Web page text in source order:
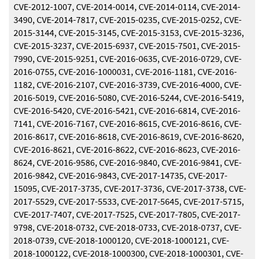
CVE-2012-1007, CVE-2014-0014, CVE-2014-0114, CVE-2014-
3490, CVE-2014-7817, CVE-2015-0235, CVE-2015-0252, CVE-
2015-3144, CVE-2015-3145, CVE-2015-3153, CVE-2015-3236,
CVE-2015-3237, CVE-2015-6937, CVE-2015-7501, CVE-2015-
7990, CVE-2015-9251, CVE-2016-0635, CVE-2016-0729, CVE-
2016-0755, CVE-2016-1000031, CVE-2016-1181, CVE-2016-
1182, CVE-2016-2107, CVE-2016-3739, CVE-2016-4000, CVE-
2016-5019, CVE-2016-5080, CVE-2016-5244, CVE-2016-5419,
CVE-2016-5420, CVE-2016-5421, CVE-2016-6814, CVE-2016-
7141, CVE-2016-7167, CVE-2016-8615, CVE-2016-8616, CVE-
2016-8617, CVE-2016-8618, CVE-2016-8619, CVE-2016-8620,
CVE-2016-8621, CVE-2016-8622, CVE-2016-8623, CVE-2016-
8624, CVE-2016-9586, CVE-2016-9840, CVE-2016-9841, CVE-
2016-9842, CVE-2016-9843, CVE-2017-14735, CVE-2017-
15095, CVE-2017-3735, CVE-2017-3736, CVE-2017-3738, CVE-
2017-5529, CVE-2017-5533, CVE-2017-5645, CVE-2017-5715,
CVE-2017-7407, CVE-2017-7525, CVE-2017-7805, CVE-2017-
9798, CVE-2018-0732, CVE-2018-0733, CVE-2018-0737, CVE-
2018-0739, CVE-2018-1000120, CVE-2018-1000121, CVE-
2018-1000122, CVE-2018-1000300, CVE-2018-1000301, CVE-